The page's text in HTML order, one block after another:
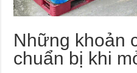
Những khoản
chuẩn bị khi